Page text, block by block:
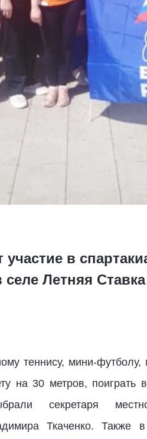
в
Летняя
теннису, мини-
на 30 метров,
секретаря
Ткаченко. Также